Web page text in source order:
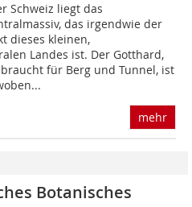
Schweiz liegt das
das irgendwie der
dieses kleinen,
Landes ist. Der Gotthard,
für Berg und Tunnel, ist
mehr
Botanisches